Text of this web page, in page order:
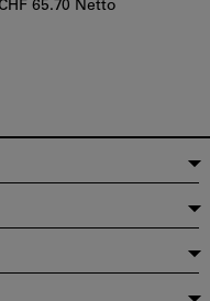
65.70 Netto